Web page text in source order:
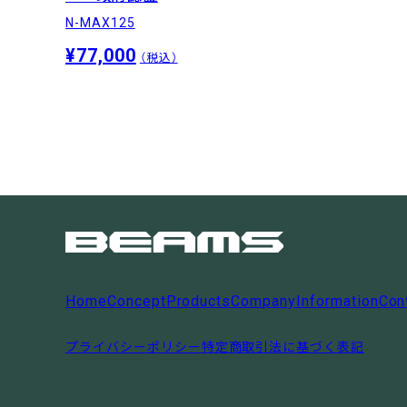
N-MAX125
¥77,000 （税込）
HomeConceptProductsCompanyInformation
プライバシーポリシー特定商取引法に基づく表記